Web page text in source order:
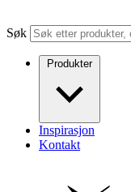
Søk
Produkter
Inspirasjon
Kontakt